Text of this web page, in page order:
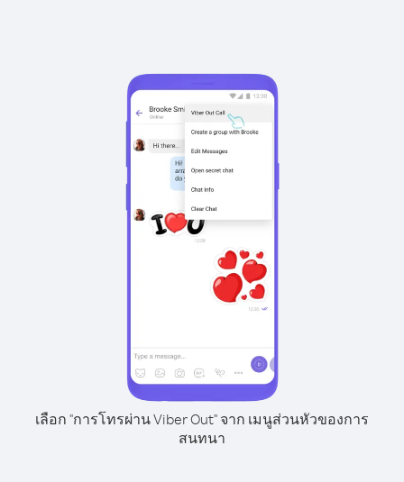
เลือก "การโทรผ่าน Viber Out" จาก เมนูส่วนหัวของการ
สนทนา